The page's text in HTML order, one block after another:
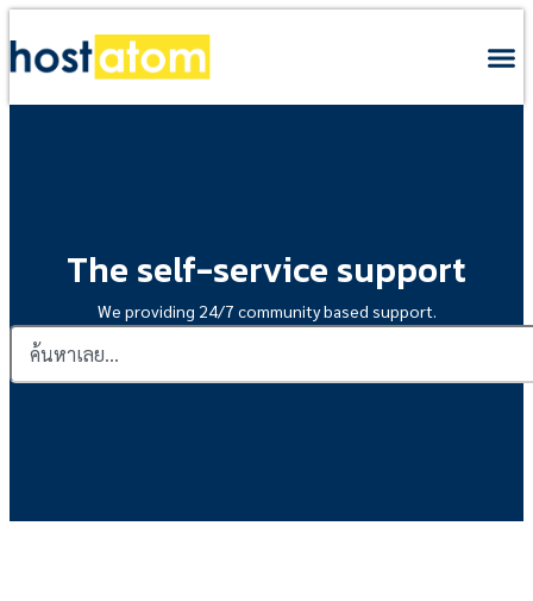
The self-service support
We providing 24/7 community based support.